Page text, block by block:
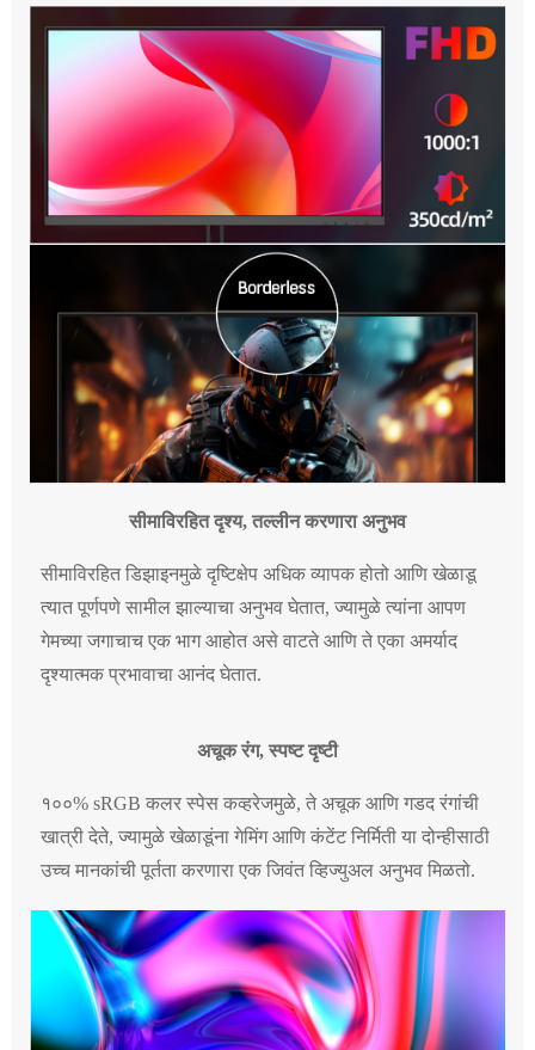
सीमाविरहित दृश्य, तल्लीन करणारा अनुभव
सीमाविरहित डिझाइनमुळे दृष्टिक्षेप अधिक व्यापक होतो आणि खेळाडू
त्यात पूर्णपणे सामील झाल्याचा अनुभव घेतात, ज्यामुळे त्यांना आपण
गेमच्या जगाचाच एक भाग आहोत असे वाटते आणि ते एका अमर्याद
दृश्यात्मक प्रभावाचा आनंद घेतात.
अचूक रंग, स्पष्ट दृष्टी
१००% sRGB कलर स्पेस कव्हरेजमुळे, ते अचूक आणि गडद रंगांची
खात्री देते, ज्यामुळे खेळाडूंना गेमिंग आणि कंटेंट निर्मिती या दोन्हीसाठी
उच्च मानकांची पूर्तता करणारा एक जिवंत व्हिज्युअल अनुभव मिळतो.